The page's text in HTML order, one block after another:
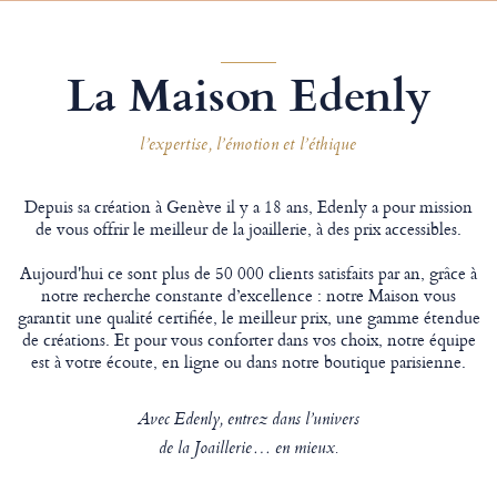
La Maison Edenly
l’expertise, l’émotion et l’éthique
Depuis sa création à Genève il y a 18 ans, Edenly a pour mission
de vous offrir le meilleur de la joaillerie, à des prix accessibles.
Aujourd'hui ce sont plus de 50 000 clients satisfaits par an, grâce à
notre recherche constante d’excellence : notre Maison vous
garantit une qualité certifiée, le meilleur prix, une gamme étendue
de créations. Et pour vous conforter dans vos choix, notre équipe
est à votre écoute, en ligne ou dans notre boutique parisienne.
Avec Edenly, entrez dans l’univers
de la Joaillerie… en mieux.